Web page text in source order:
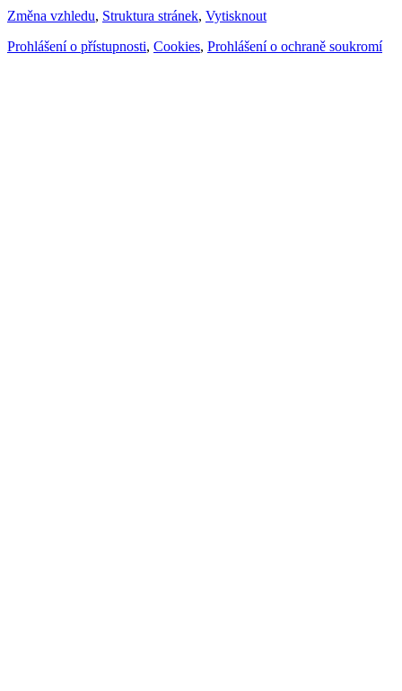
Změna vzhledu, Struktura stránek, Vytisknout
Prohlášení o přístupnosti, Cookies, Prohlášení o ochraně soukromí